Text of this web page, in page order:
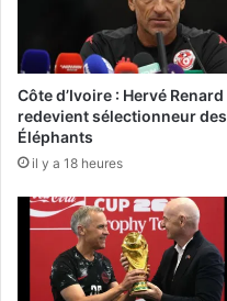
Côte d’Ivoire : Hervé Renard
redevient sélectionneur des
Éléphants
il y a 18 heures